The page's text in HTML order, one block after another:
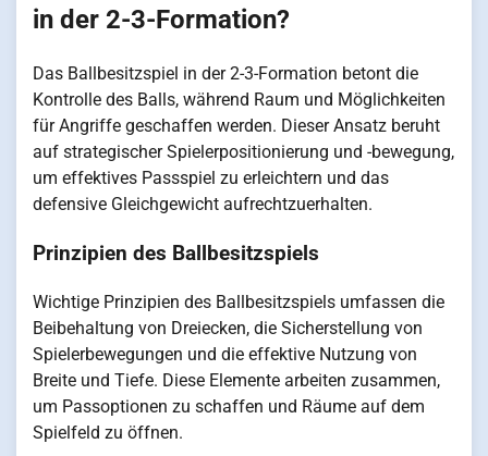
in der 2-3-Formation?
Das Ballbesitzspiel in der 2-3-Formation betont die
Kontrolle des Balls, während Raum und Möglichkeiten
für Angriffe geschaffen werden. Dieser Ansatz beruht
auf strategischer Spielerpositionierung und -bewegung,
um effektives Passspiel zu erleichtern und das
defensive Gleichgewicht aufrechtzuerhalten.
Prinzipien des Ballbesitzspiels
Wichtige Prinzipien des Ballbesitzspiels umfassen die
Beibehaltung von Dreiecken, die Sicherstellung von
Spielerbewegungen und die effektive Nutzung von
Breite und Tiefe. Diese Elemente arbeiten zusammen,
um Passoptionen zu schaffen und Räume auf dem
Spielfeld zu öffnen.